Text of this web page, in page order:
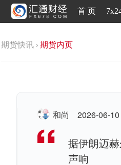
首 页
期货快讯 期货内页
和尚 2026-06-
据伊朗迈
声响